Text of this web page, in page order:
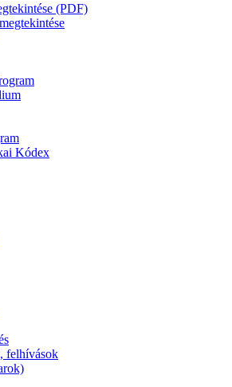
(PDF)
Kódex
felhívások